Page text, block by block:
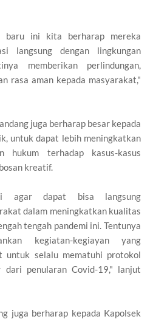
baru ini kita berharap mereka
langsung dengan lingkungan
memberikan perlindungan,
rasa aman kepada masyarakat,"
juga berharap besar kepada
untuk dapat lebih meningkatkan
hukum terhadap kasus-kasus
kreatif.
ini agar dapat bisa langsung
dalam meningkatkan kualitas
tengah pandemi ini. Tentunya
kegiatan-kegiayan yang
untuk selalu mematuhi protokol
dari penularan Covid-19," lanjut
juga berharap kepada Kapolsek